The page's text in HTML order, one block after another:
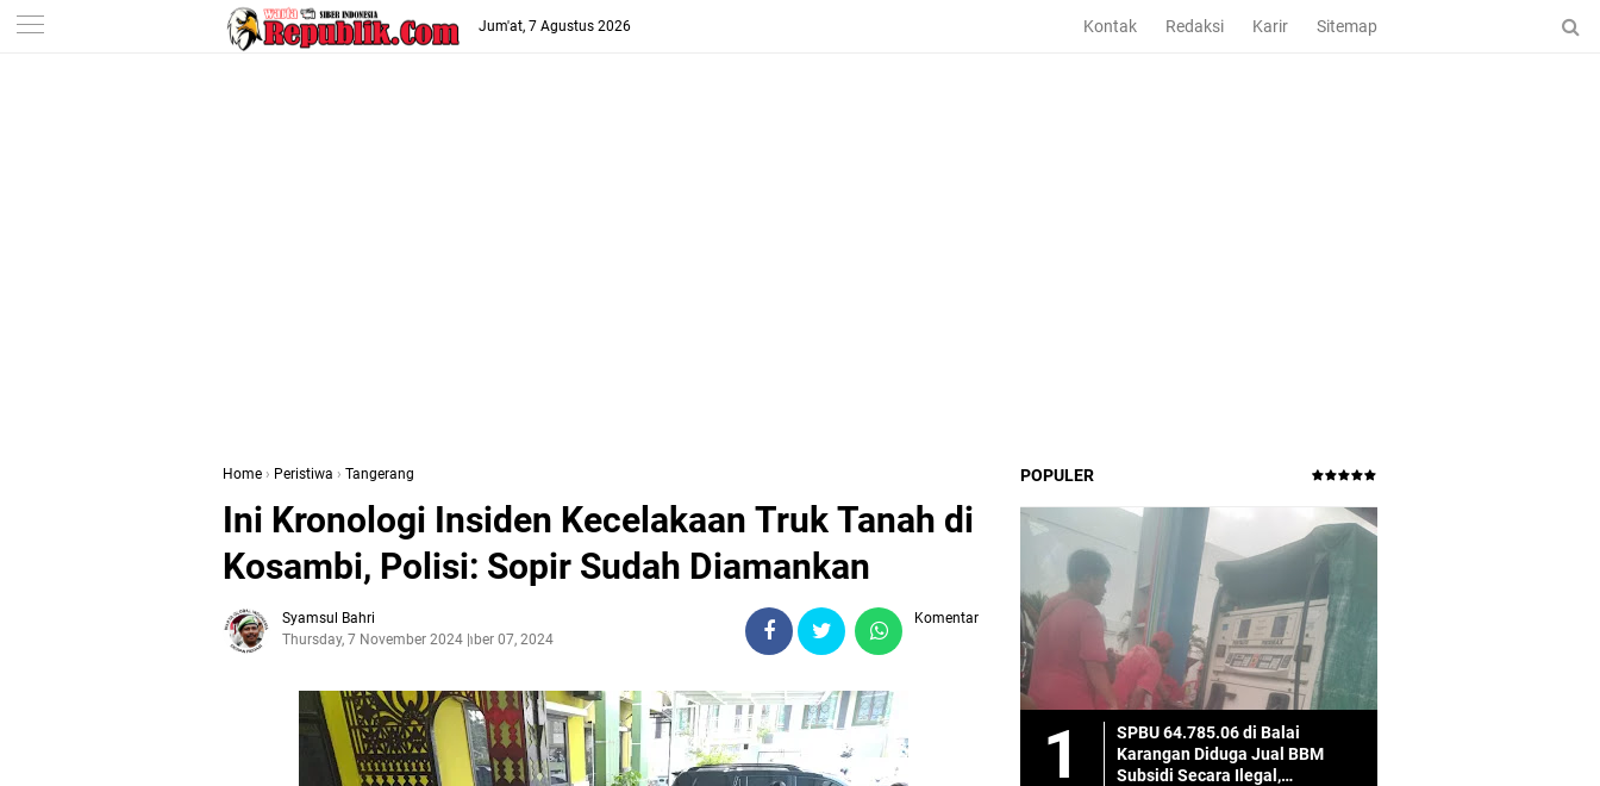
-->
Jum'at, 7 Agustus 2026 Kontak Redaksi Karir Sitemap
Home › Peristiwa › Tangerang
Ini Kronologi Insiden Kecelakaan Truk Tanah di
Kosambi, Polisi: Sopir Sudah Diamankan
Syamsul Bahri
Thursday, 7 November 2024November 07, 2024
Komentar
POPULER
SPBU 64.785.06 di Balai
Karangan Diduga Jual BBM
Subsidi Secara Ilegal,